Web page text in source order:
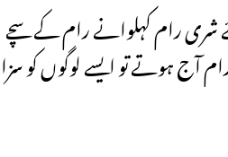
شری رام کہلوانے رام کے سچے
آج ہوتے تو ایسے لوگوں کو سزا